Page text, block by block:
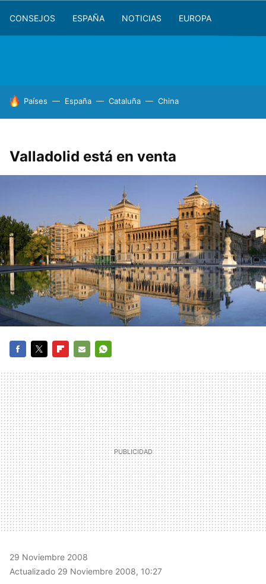
CONSEJOS ESPAÑA NOTICIAS EUROPA
HOY SE HABLA DE
Países España Cataluña China
Valladolid está en venta
MAIL
29 Noviembre 2008
Actualizado 29 Noviembre 2008, 10:27